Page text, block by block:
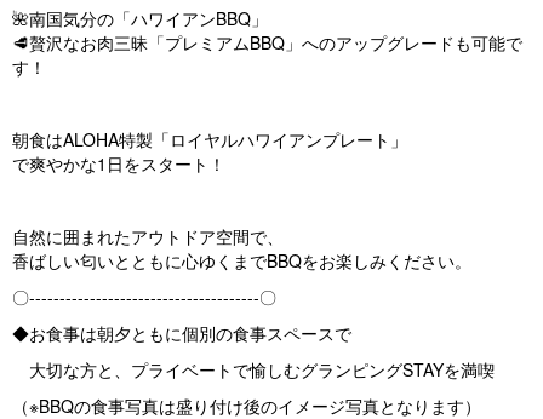
🌺南国気分の「ハワイアンBBQ」
🥩贅沢なお肉三昧「プレミアムBBQ」へのアップグレードも可能で
す！
朝食はALOHA特製「ロイヤルハワイアンプレート」
で爽やかな1日をスタート！
自然に囲まれたアウトドア空間で、
香ばしい匂いとともに心ゆくまでBBQをお楽しみください。
〇--------------------------------------〇
◆お食事は朝夕ともに個別の食事スペースで
大切な方と、プライベートで愉しむグランピングSTAYを満喫
（※BBQの食事写真は盛り付け後のイメージ写真となります）